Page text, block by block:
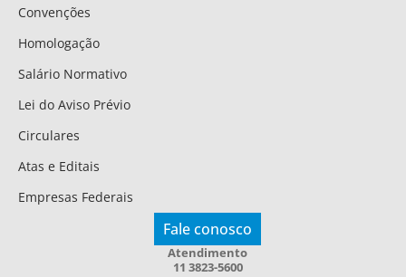
Convenções
Homologação
Salário Normativo
Lei do Aviso Prévio
Circulares
Atas e Editais
Empresas Federais
Fale conosco
Atendimento
11 3823-5600